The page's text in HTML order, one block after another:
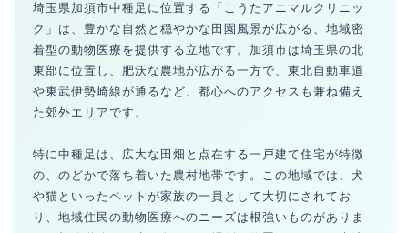
埼玉県加須市中種足に位置する「こうたアニマルクリニッ
ク」は、豊かな自然と穏やかな田園風景が広がる、地域密
着型の動物医療を提供する立地です。加須市は埼玉県の北
東部に位置し、肥沃な農地が広がる一方で、東北自動車道
や東武伊勢崎線が通るなど、都心へのアクセスも兼ね備え
た郊外エリアです。
特に中種足は、広大な田畑と点在する一戸建て住宅が特徴
の、のどかで落ち着いた農村地帯です。この地域では、犬
や猫といったペットが家族の一員として大切にされてお
り、地域住民の動物医療へのニーズは根強いものがありま